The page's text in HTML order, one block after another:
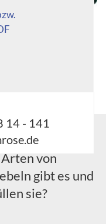
jetzt anzeigen
von
gibt es und
sie?
14 - 141